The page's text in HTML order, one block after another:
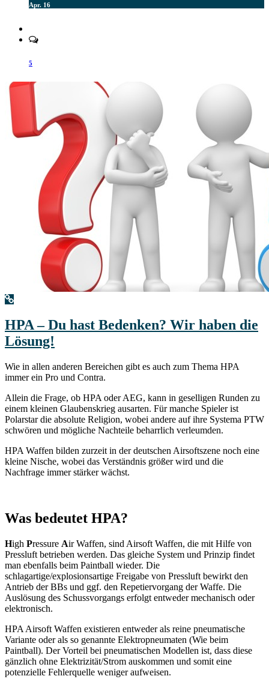
Apr. 16
5
HPA – Du hast Bedenken? Wir haben die
Lösung!
Wie in allen anderen Bereichen gibt es auch zum Thema HPA
immer ein Pro und Contra.
Allein die Frage, ob HPA oder AEG, kann in geselligen Runden zu
einem kleinen Glaubenskrieg ausarten. Für manche Spieler ist
Polarstar die absolute Religion, wobei andere auf ihre Systema PTW
schwören und mögliche Nachteile beharrlich verleumden.
HPA Waffen bilden zurzeit in der deutschen Airsoftszene noch eine
kleine Nische, wobei das Verständnis größer wird und die
Nachfrage immer stärker wächst.
Was bedeutet HPA?
High Pressure Air Waffen, sind Airsoft Waffen, die mit Hilfe von
Pressluft betrieben werden. Das gleiche System und Prinzip findet
man ebenfalls beim Paintball wieder. Die
schlagartige/explosionsartige Freigabe von Pressluft bewirkt den
Antrieb der BBs und ggf. den Repetiervorgang der Waffe. Die
Auslösung des Schussvorgangs erfolgt entweder mechanisch oder
elektronisch.
HPA Airsoft Waffen existieren entweder als reine pneumatische
Variante oder als so genannte Elektropneumaten (Wie beim
Paintball). Der Vorteil bei pneumatischen Modellen ist, dass diese
gänzlich ohne Elektrizität/Strom auskommen und somit eine
potenzielle Fehlerquelle weniger aufweisen.